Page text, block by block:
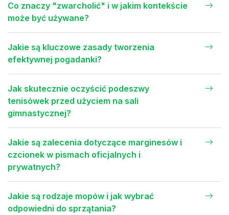
Co znaczy "zwarcholić" i w jakim kontekście
może być używane?
Jakie są kluczowe zasady tworzenia
efektywnej pogadanki?
Jak skutecznie oczyścić podeszwy
tenisówek przed użyciem na sali
gimnastycznej?
Jakie są zalecenia dotyczące marginesów i
czcionek w pismach oficjalnych i
prywatnych?
Jakie są rodzaje mopów i jak wybrać
odpowiedni do sprzątania?